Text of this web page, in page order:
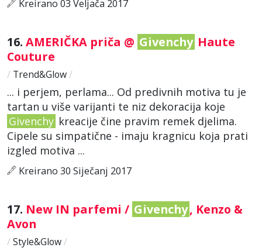
Kreirano 03 Veljača 2017
16. AMERIČKA priča @ Givenchy Haute
Couture
/ Trend&Glow/
... i perjem, perlama... Od predivnih motiva tu je
tartan u više varijanti te niz dekoracija koje
Givenchy kreacije čine pravim remek djelima.
Cipele su simpatične - imaju kragnicu koja prati
izgled motiva ...
Kreirano 30 Siječanj 2017
17. New IN parfemi / Givenchy, Kenzo &
Avon
/ Style&Glow/